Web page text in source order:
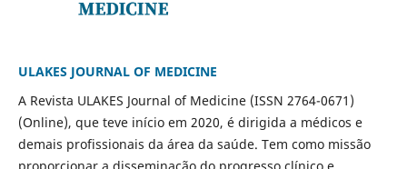
ULAKES JOURNAL OF MEDICINE
A Revista ULAKES Journal of Medicine (ISSN 2764-0671)
(Online), que teve início em 2020, é dirigida a médicos e
demais profissionais da área da saúde. Tem como missão